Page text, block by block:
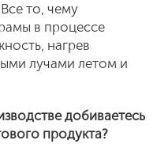
то, чему
в процессе
нагрев
лучами летом и
добиваетесь
продукта?